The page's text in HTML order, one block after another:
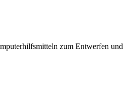
zum Entwerfen